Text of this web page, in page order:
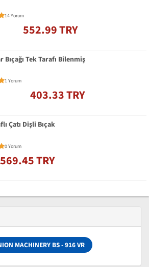
14 Yorum
552.99 TRY
Bıçağı Tek Tarafı Bilenmiş
1 Yorum
403.33 TRY
Çatı Dişli Bıçak
0 Yorum
569.45 TRY
MACHINERY BS - 916 VR